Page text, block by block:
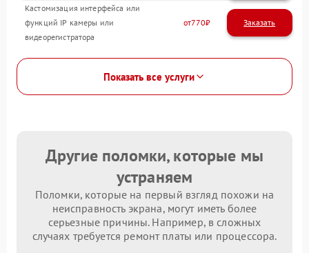
Кастомизация интерфейса или
функций IP камеры или
видеорегистратора
770
Показать все услуги
Другие поломки, которые мы
устраняем
Поломки, которые на первый взгляд похожи на
неисправность экрана, могут иметь более
серьезные причины. Например, в сложных
случаях требуется ремонт платы или процессора.